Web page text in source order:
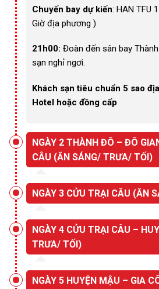
Chuyến bay dự kiến: HAN TFU
Giờ địa phương )
21h00: Đoàn đến sân bay
sạn nghỉ ngơi.
Khách sạn tiêu chuẩn 5 sao
Hotel hoặc đồng cấp
NGÀY 2 THÀNH ĐÔ – ĐÔ
CÂU (ĂN SÁNG/ TRƯA/ TỐI)
NGÀY 3 CỬU TRẠI CÂU (ĂN
NGÀY 4 CỬU TRẠI CÂU –
TRƯA/ TỐI)
NGÀY 5 HUYỆN MẬU – GIA